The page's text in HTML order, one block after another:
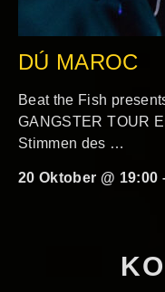
DÚ MAROC
Beat the Fish
GANGSTER TOUR
Stimmen des …
20 Oktober @ 19:00